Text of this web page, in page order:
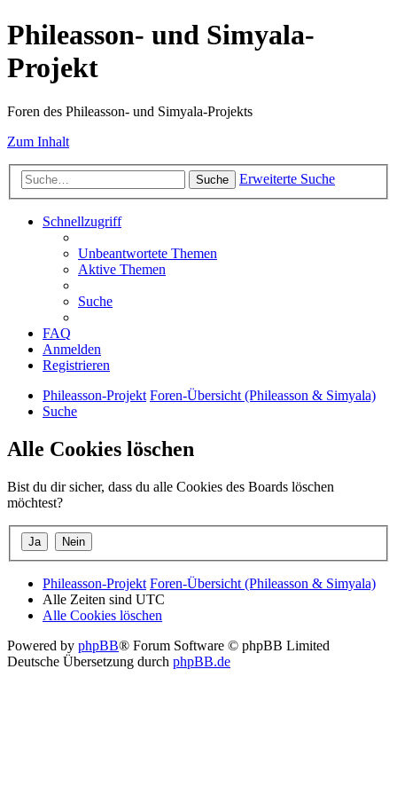
Phileasson- und Simyala-
Projekt
Foren des Phileasson- und Simyala-Projekts
Zum Inhalt
Suche Erweiterte Suche
Schnellzugriff
Unbeantwortete Themen
Aktive Themen
Suche
FAQ
Anmelden
Registrieren
Phileasson-Projekt Foren-Übersicht (Phileasson & Simyala)
Suche
Alle Cookies löschen
Bist du dir sicher, dass du alle Cookies des Boards löschen
möchtest?
Phileasson-Projekt Foren-Übersicht (Phileasson & Simyala)
Alle Zeiten sind UTC
Alle Cookies löschen
Powered by phpBB® Forum Software © phpBB Limited
Deutsche Übersetzung durch phpBB.de